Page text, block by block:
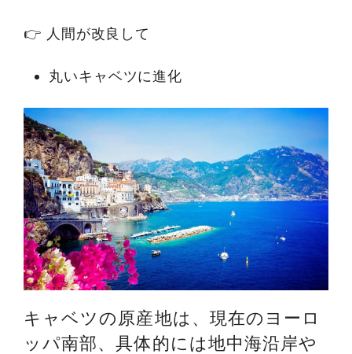
👉 人間が改良して
丸いキャベツに進化
キャベツの原産地は、現在のヨーロ
ッパ南部、具体的には地中海沿岸や